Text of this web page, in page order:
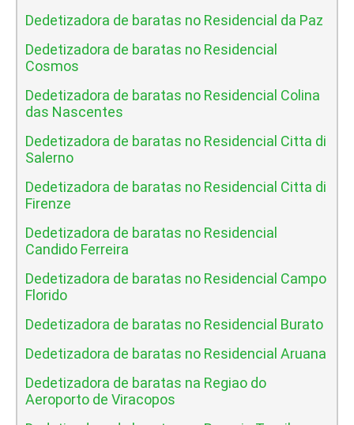
Dedetizadora de baratas no Residencial da Paz
Dedetizadora de baratas no Residencial
Cosmos
Dedetizadora de baratas no Residencial Colina
das Nascentes
Dedetizadora de baratas no Residencial Citta di
Salerno
Dedetizadora de baratas no Residencial Citta di
Firenze
Dedetizadora de baratas no Residencial
Candido Ferreira
Dedetizadora de baratas no Residencial Campo
Florido
Dedetizadora de baratas no Residencial Burato
Dedetizadora de baratas no Residencial Aruana
Dedetizadora de baratas na Regiao do
Aeroporto de Viracopos